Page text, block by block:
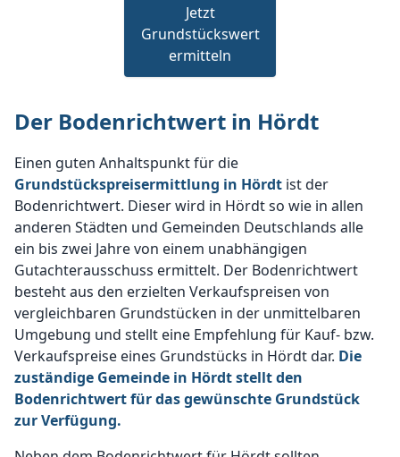
Jetzt
Grundstückswert
ermitteln
Der Bodenrichtwert in Hördt
Einen guten Anhaltspunkt für die
Grundstückspreisermittlung in Hördt ist der
Bodenrichtwert. Dieser wird in Hördt so wie in allen
anderen Städten und Gemeinden Deutschlands alle
ein bis zwei Jahre von einem unabhängigen
Gutachterausschuss ermittelt. Der Bodenrichtwert
besteht aus den erzielten Verkaufspreisen von
vergleichbaren Grundstücken in der unmittelbaren
Umgebung und stellt eine Empfehlung für Kauf- bzw.
Verkaufspreise eines Grundstücks in Hördt dar. Die
zuständige Gemeinde in Hördt stellt den
Bodenrichtwert für das gewünschte Grundstück
zur Verfügung.